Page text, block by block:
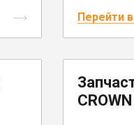
Перейти